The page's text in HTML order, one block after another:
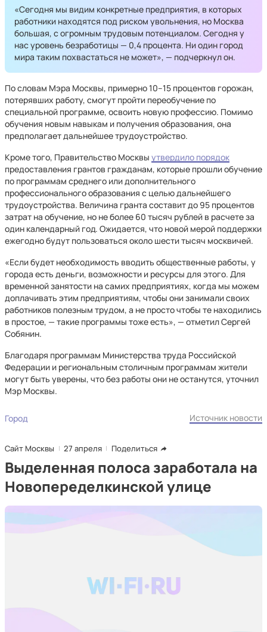
«Сегодня мы видим конкретные предприятия, в которых
работники находятся под риском увольнения, но Москва
большая, с огромным трудовым потенциалом. Сегодня у
нас уровень безработицы — 0,4 процента. Ни один город
мира таким похвастаться не может», — подчеркнул он.
По словам Мэра Москвы, примерно 10–15 процентов горожан,
потерявших работу, смогут пройти переобучение по
специальной программе, освоить новую профессию. Помимо
обучения новым навыкам и получения образования, она
предполагает дальнейшее трудоустройство.
Кроме того, Правительство Москвы утвердило порядок
предоставления грантов гражданам, которые прошли обучение
по программам среднего или дополнительного
профессионального образования с целью дальнейшего
трудоустройства. Величина гранта составит до 95 процентов
затрат на обучение, но не более 60 тысяч рублей в расчете за
один календарный год. Ожидается, что новой мерой поддержки
ежегодно будут пользоваться около шести тысяч москвичей.
«Если будет необходимость вводить общественные работы, у
города есть деньги, возможности и ресурсы для этого. Для
временной занятости на самих предприятиях, когда мы можем
доплачивать этим предприятиям, чтобы они занимали своих
работников полезным трудом, а не просто чтобы те находились
в простое, — такие программы тоже есть», — отметил Сергей
Собянин.
Благодаря программам Министерства труда Российской
Федерации и региональным столичным программам жители
могут быть уверены, что без работы они не останутся, уточнил
Мэр Москвы.
Город Источник новости
Сайт Москвы 27 апреля Поделиться
Выделенная полоса заработала на
Новопеределкинской улице